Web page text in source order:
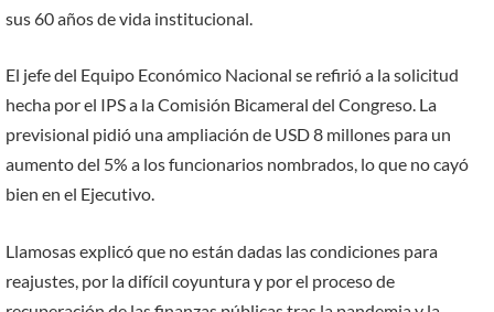
sus 60 años de vida institucional.
El jefe del Equipo Económico Nacional se refirió a la solicitud
hecha por el IPS a la Comisión Bicameral del Congreso. La
previsional pidió una ampliación de USD 8 millones para un
aumento del 5% a los funcionarios nombrados, lo que no cayó
bien en el Ejecutivo.
Llamosas explicó que no están dadas las condiciones para
reajustes, por la difícil coyuntura y por el proceso de